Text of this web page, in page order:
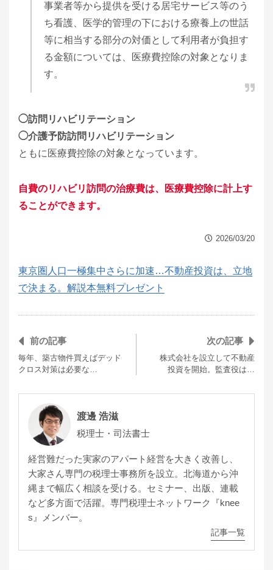
事業者等から提供を受ける居宅サービス等のう
ち看護、医学的管理の下における療養上の世話
等に相当する部分の対価として利用者が負担す
る金額については、医療費控除の対象となりま
す。
◯訪問リハビリテーション
◯介護予防訪問リハビリテーション
ともに医療費控除の対象となっています。
自費のリハビリ訪問の治療費は、医療費控除に計上す
ることができます。
2026/03/20
東京圏人口一極集中さらに加速…不動産投資は、立地
で決まる。解説本無料プレゼント
前の記事
毎年、築古物件買えばデッド
クロス対策は必要な…
次の記事
株式会社を設立して不動産
投資を開始。監査役は…
渡邊 浩滋
税理士・司法書士
経営難だった実家のアパート経営を大きく改善し、
大家さん専門の税理士事務所を設立。北海道から沖
縄まで幅広く相談を受ける。セミナー、出版、連載
など多方面で活躍。専門税理士ネットワーク『knee
s』メンバー。
記事一覧